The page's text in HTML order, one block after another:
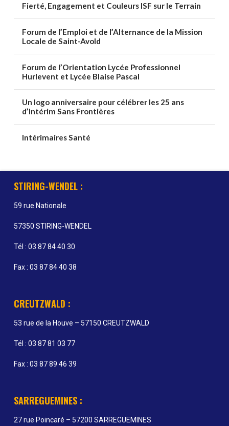
Fierté, Engagement et Couleurs ISF sur le Terrain
Forum de l’Emploi et de l’Alternance de la Mission
Locale de Saint-Avold
Forum de l’Orientation Lycée Professionnel
Hurlevent et Lycée Blaise Pascal
Un logo anniversaire pour célébrer les 25 ans
d’Intérim Sans Frontières
Intérimaires Santé
STIRING-WENDEL :
59 rue Nationale
57350 STIRING-WENDEL
Tél : 03 87 84 40 30
Fax : 03 87 84 40 38
CREUTZWALD :
53 rue de la Houve – 57150 CREUTZWALD
Tél : 03 87 81 03 77
Fax : 03 87 89 46 39
SARREGUEMINES :
27 rue Poincaré – 57200 SARREGUEMINES